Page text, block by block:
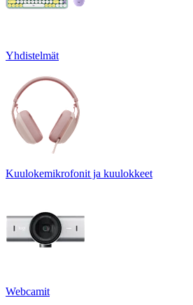
Yhdistelmät
Kuulokemikrofonit ja kuulokkeet
Webcamit